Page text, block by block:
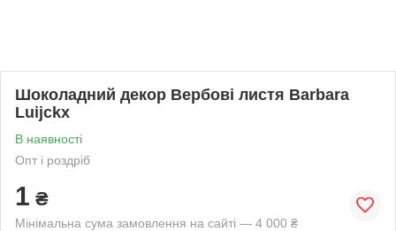
Шоколадний декор Вербові листя Barbara
Luijckx
В наявності
Опт і роздріб
1 ₴
Мінімальна сума замовлення на сайті — 4 000 ₴